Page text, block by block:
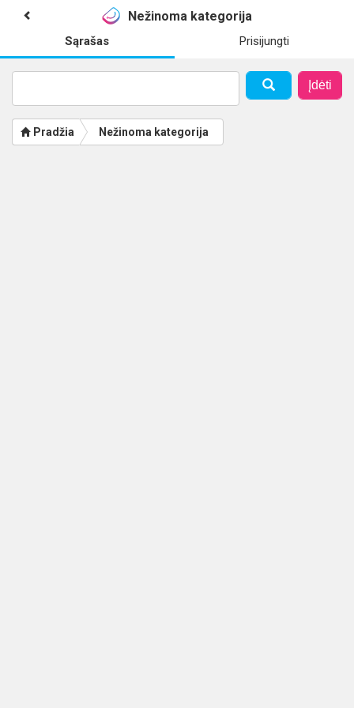
Nežinoma kategorija
Sąrašas Prisijungti
Įdėti
Pradžia Nežinoma kategorija